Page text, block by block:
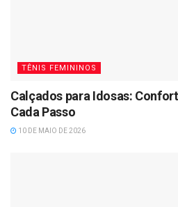
TÊNIS FEMININOS
Calçados para Idosas:
Cada Passo
10 DE MAIO DE 2026